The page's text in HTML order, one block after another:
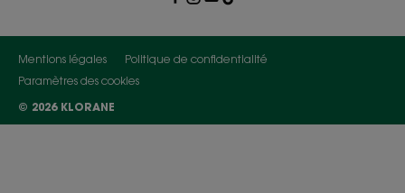
Mentions légales
Politique de confidentialité
Paramètres des cookies
© 2026 KLORANE